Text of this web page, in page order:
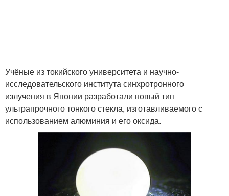
Учёные из токийского университета и научно-
исследовательского института синхротронного
излучения в Японии разработали новый тип
ультрапрочного тонкого стекла, изготавливаемого с
использованием алюминия и его оксида.